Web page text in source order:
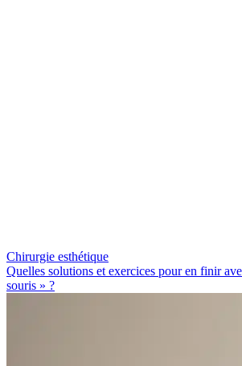
Chirurgie esthétique
Quelles solutions et exercices pour en finir
souris » ?